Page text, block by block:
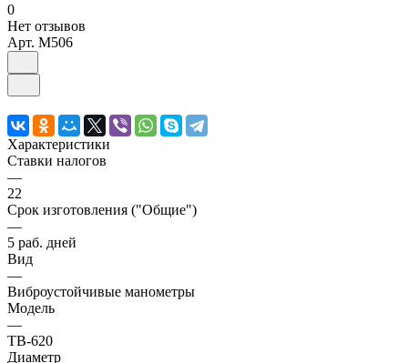
0
Нет отзывов
Арт. M506
Характеристики
Ставки налогов
—
22
Срок изготовления ("Общие")
—
5 раб. дней
Вид
—
Виброустойчивые манометры
Модель
—
ТВ-620
Диаметр